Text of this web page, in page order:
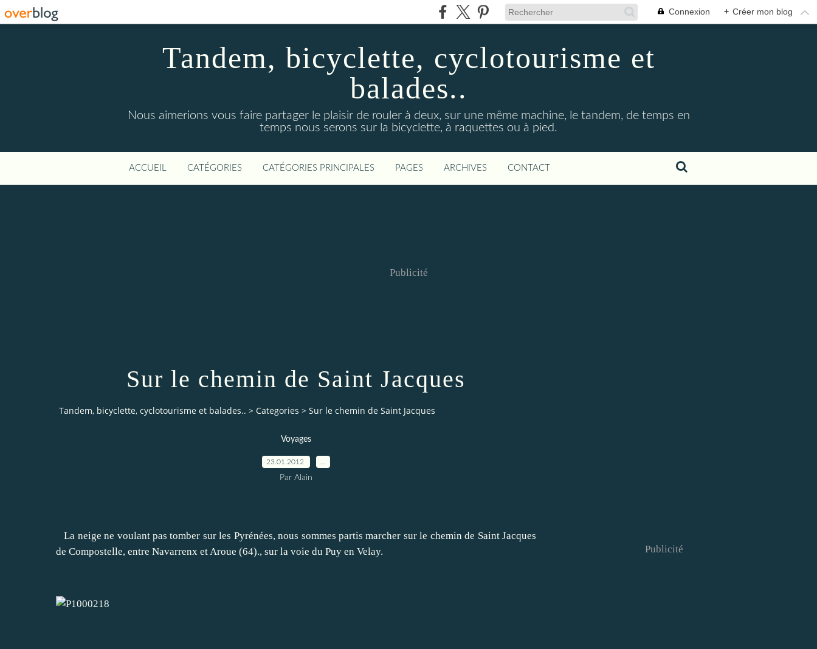
Connexion + Créer mon blog
Tandem, bicyclette, cyclotourisme et
balades..
Nous aimerions vous faire partager le plaisir de rouler à deux, sur une même machine, le tandem, de temps en
temps nous serons sur la bicyclette, à raquettes ou à pied.
ACCUEIL CATÉGORIES CATÉGORIES PRINCIPALES PAGES ARCHIVES CONTACT
Publicité
Sur le chemin de Saint Jacques
Tandem, bicyclette, cyclotourisme et balades.. > Categories > Sur le chemin de Saint Jacques
Voyages
23.01.2012
Par Alain
La neige ne voulant pas tomber sur les Pyrénées, nous sommes partis marcher sur le chemin de Saint Jacques
de Compostelle, entre Navarrenx et Aroue (64)., sur la voie du Puy en Velay.
Publicité